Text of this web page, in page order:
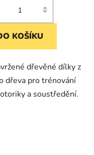
KOŠÍKU
dřevěné dílky z
dřeva pro trénování
a soustředění.